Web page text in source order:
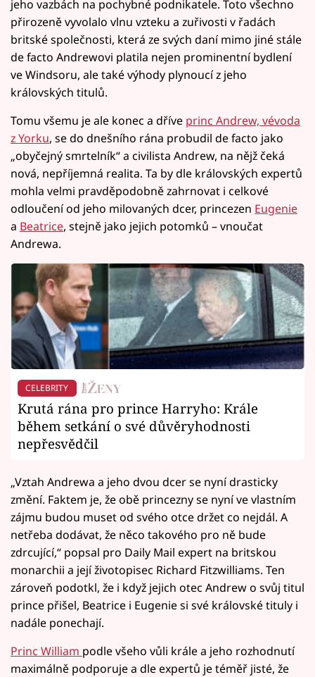
jeho vazbách na pochybné podnikatele. Toto všechno
přirozeně vyvolalo vlnu vzteku a zuřivosti v řadách
britské společnosti, která ze svých daní mimo jiné stále
de facto Andrewovi platila nejen prominentní bydlení
ve Windsoru, ale také výhody plynoucí z jeho
královských titulů.
Tomu všemu je ale konec a dříve princ Andrew, vévoda
z Yorku, se do dnešního rána probudil de facto jako
„obyčejný smrtelník“ a civilista Andrew, na nějž čeká
nová, nepříjemná realita. Ta by dle královských expertů
mohla velmi pravděpodobně zahrnovat i celkové
odloučení od jeho milovaných dcer, princezen Eugenie
a Beatrice, stejně jako jejich potomků – vnoučat
Andrewa.
CELEBRITY
Krutá rána pro prince Harryho: Krále
během setkání o své důvěryhodnosti
nepřesvědčil
„Vztah Andrewa a jeho dvou dcer se nyní drasticky
změní. Faktem je, že obě princezny se nyní ve vlastním
zájmu budou muset od svého otce držet co nejdál. A
netřeba dodávat, že něco takového pro ně bude
zdrcující,“ popsal pro Daily Mail expert na britskou
monarchii a její životopisec Richard Fitzwilliams. Ten
zároveň podotkl, že i když jejich otec Andrew o svůj titul
prince přišel, Beatrice i Eugenie si své královské tituly i
nadále ponechají.
Princ William podle všeho vůli krále a jeho rozhodnutí
maximálně podporuje a dle expertů je téměř jisté, že